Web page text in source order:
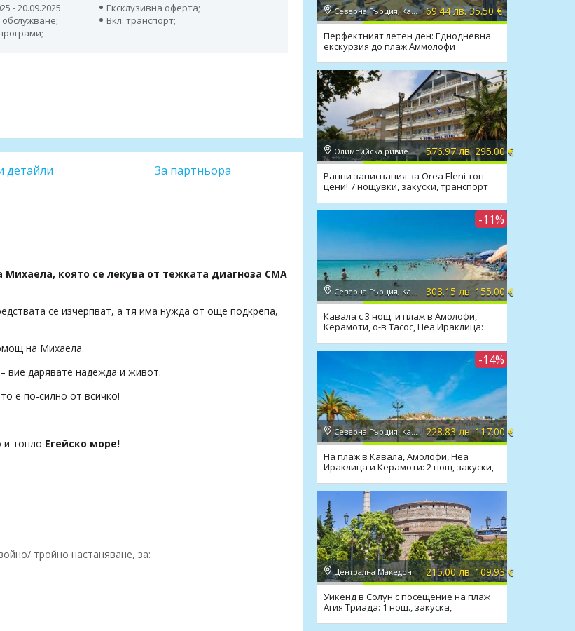
- 20.09.2025
Ексклузивна оферта;
обслужване;
Вкл. транспорт;
детайли За партньора
която се лекува от тежката диагноза СМА
се изчерпват, а тя има нужда от още подкрепа,
на Михаела.
вие дарявате надежда и живот.
е по-силно от всичко!
и топло Егейско море!
тройно настаняване, за:
Северна Гърция, Кавала 69.44 лв. 35.50 €
Перфектният летен ден: Еднодневна
екскурзия до плаж Аммолофи
Олимпийска ривиера, Паралия Катерини 576.97 лв. 295.00 €
Ранни записвания за Orea Eleni топ
цени! 7 нощувки, закуски, транспорт
-11%
Северна Гърция, Кавала 303.15 лв. 155.00 €
Кавала с 3 нощ. и плаж в Амолофи,
Керамоти, о-в Тасос, Неа Ираклица:
-14%
Северна Гърция, Кавала 228.83 лв. 117.00 €
На плаж в Кавала, Амолофи, Неа
Ираклица и Керамоти: 2 нощ, закуски,
Централна Македония, Солун 215.00 лв. 109.93 €
Уикенд в Солун с посещение на плаж
Агия Триада: 1 нощ., закуска,